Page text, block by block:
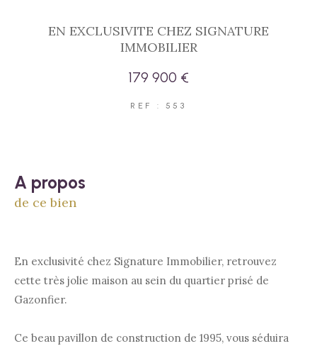
EN EXCLUSIVITE CHEZ SIGNATURE
IMMOBILIER
179 900 €
REF : 553
a propos
de ce bien
En exclusivité chez Signature Immobilier, retrouvez
cette très jolie maison au sein du quartier prisé de
Gazonfier.
Ce beau pavillon de construction de 1995, vous séduira